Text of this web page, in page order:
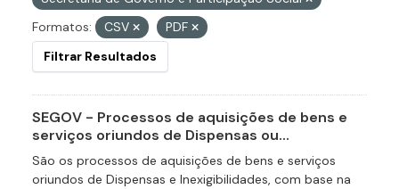
Formatos:
CSV
PDF
Filtrar Resultados
SEGOV - Processos de aquisições de bens e
serviços oriundos de Dispensas ou...
São os processos de aquisições de bens e serviços
oriundos de Dispensas e Inexigibilidades, com base na